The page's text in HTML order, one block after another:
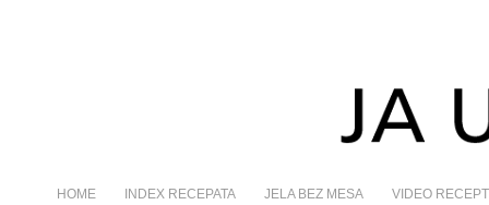
HOME INDEX RECEPATA JELA BEZ MESA VIDEO